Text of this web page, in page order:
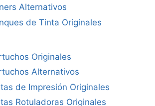
Alternativos
de Tinta Originales
Originales
Alternativos
de Impresión Originales
Rotuladoras Originales